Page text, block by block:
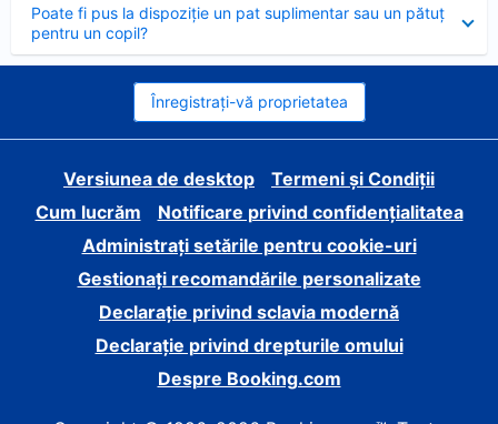
Poate fi pus la dispoziție un pat suplimentar sau un pătuț
pentru un copil?
închis
Înregistrați-vă proprietatea
Versiunea de desktop
Termeni și Condiții
Cum lucrăm
Notificare privind confidențialitatea
Administrați setările pentru cookie-uri
Gestionați recomandările personalizate
Declarație privind sclavia modernă
Declarație privind drepturile omului
Despre Booking.com